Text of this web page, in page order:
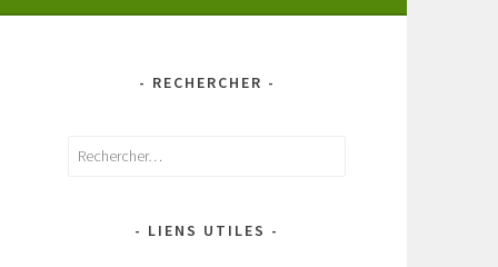
- RECHERCHER -
Rechercher :
- LIENS UTILES -